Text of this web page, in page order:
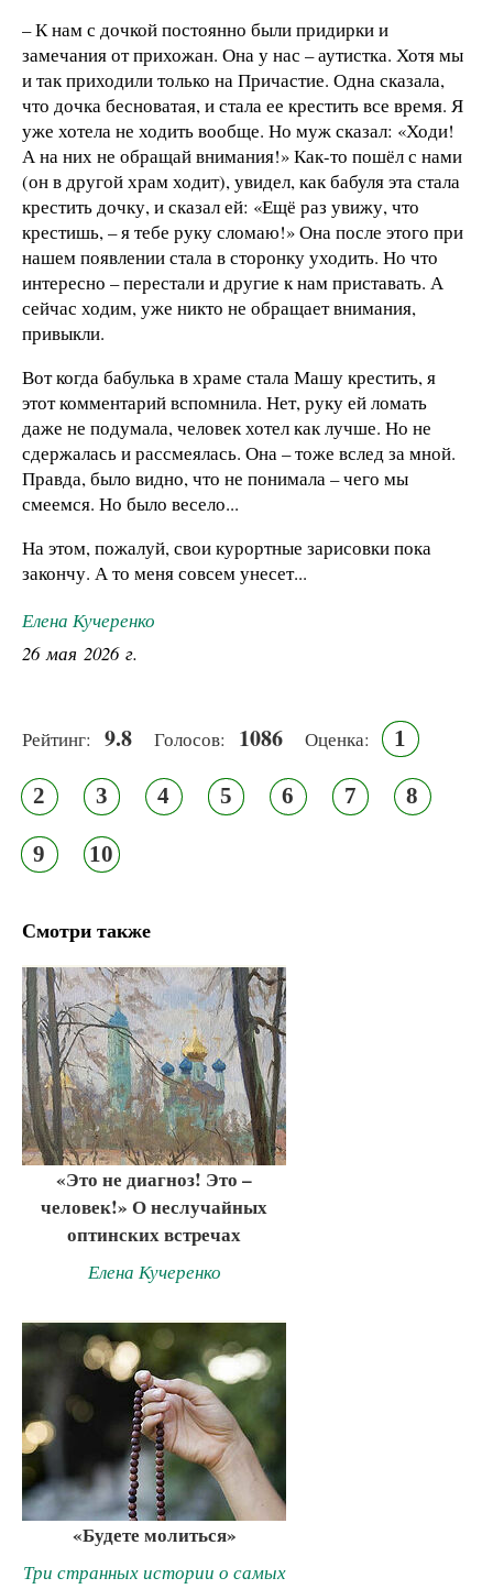
– К нам с дочкой постоянно были придирки и
замечания от прихожан. Она у нас – аутистка. Хотя мы
и так приходили только на Причастие. Одна сказала,
что дочка бесноватая, и стала ее крестить все время. Я
уже хотела не ходить вообще. Но муж сказал: «Ходи!
А на них не обращай внимания!» Как-то пошёл с нами
(он в другой храм ходит), увидел, как бабуля эта стала
крестить дочку, и сказал ей: «Ещё раз увижу, что
крестишь, – я тебе руку сломаю!» Она после этого при
нашем появлении стала в сторонку уходить. Но что
интересно – перестали и другие к нам приставать. А
сейчас ходим, уже никто не обращает внимания,
привыкли.
Вот когда бабулька в храме стала Машу крестить, я
этот комментарий вспомнила. Нет, руку ей ломать
даже не подумала, человек хотел как лучше. Но не
сдержалась и рассмеялась. Она – тоже вслед за мной.
Правда, было видно, что не понимала – чего мы
смеемся. Но было весело...
На этом, пожалуй, свои курортные зарисовки пока
закончу. А то меня совсем унесет...
Елена Кучеренко
26 мая 2026 г.
Рейтинг: 9.8 Голосов: 1086 Оценка: 1
2 3 4 5 6 7 8
9 10
Смотри также
«Это не диагноз! Это –
человек!» О неслучайных
оптинских встречах
Елена Кучеренко
«Будете молиться»
Три странных истории о самых